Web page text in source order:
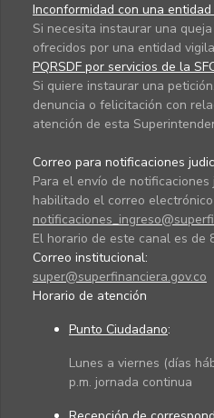
Inconformidad con una
Si necesita instaurar una
ofrecidos por una entidad
PQRSDF por servicios de la
Si quiere instaurar una
denuncia o felicitación con
atención de esta
Correo para notificaciones
Para el envío de
habilitado el correo electrónico
El horario de este canal es de
Correo institucional:
super@superfinanciera.gov.co
Horario de atención
Punto Ciudadano:
Lunes a viernes (días
p.m. jornada continua